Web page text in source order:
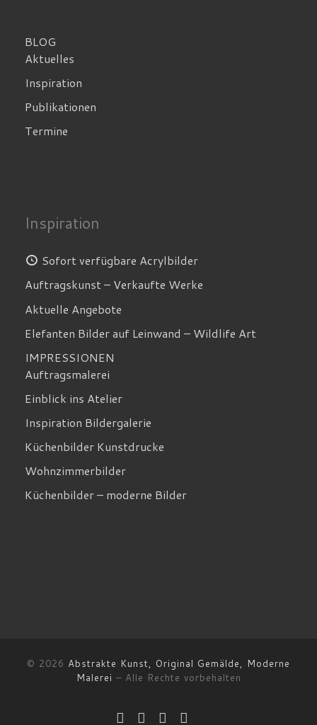
BLOG
Aktuelles
Inspiration
Publikationen
Termine
Inspiration
Sofort verfügbare Acrylbilder
Auftragskunst – Verkaufte Werke
Aktuelle Angebote
Elefanten Bilder auf Leinwand – Wildlife Art
IMPRESSIONEN
Auftragsmalerei
Einblick ins Atelier
Inspiration Bildergalerie
Küchenbilder Kunstdrucke
Wohnzimmerbilder
Küchenbilder – moderne Bilder
© 2026 Abstrakte Kunst, Original Gemälde, Moderne
Malerei – Alle Rechte vorbehalten